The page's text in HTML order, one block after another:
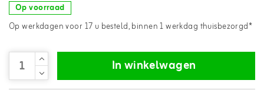
Op voorraad
Op werkdagen voor 17 u besteld, binnen 1 werkdag thuisbezorgd*
In winkelwagen